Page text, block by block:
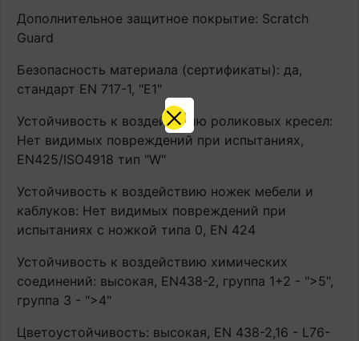
Дополнительное защитное покрытие: Scratch
Guard
Безопасность материала (сертификаты): да,
стандарт EN 717-1, "E1"
Устойчивость к воздействию роликовых кресел:
Нет видимых повреждений при испытаниях,
EN425/ISO4918 тип "W"
Устойчивость к воздействию ножек мебели и
каблуков: Нет видимых повреждений при
испытаниях с ножкой типа 0, EN 424
Устойчивость к воздействию химических
соединений: высокая, EN438-2, группа 1+2 - ">5",
группа 3 - ">4"
Цветоустойчивость: высокая, EN 438-2,16 - L76-